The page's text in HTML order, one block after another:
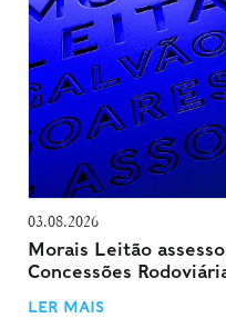
03.08.2026
Morais Leitão
Concessões
LER MAIS